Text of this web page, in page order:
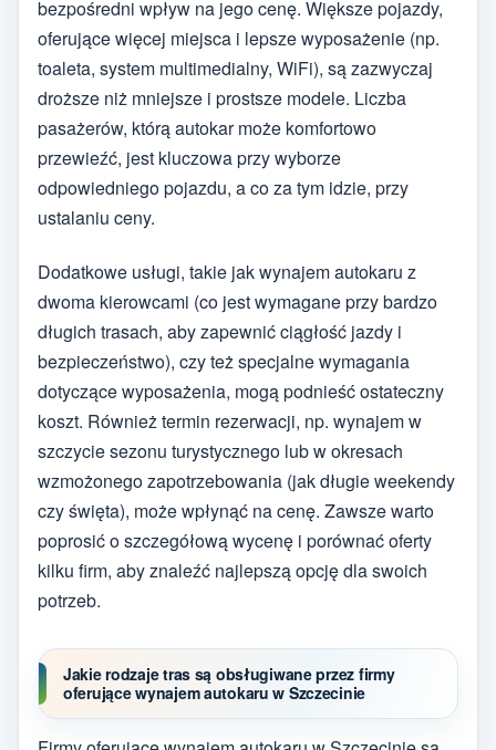
bezpośredni wpływ na jego cenę. Większe pojazdy,
oferujące więcej miejsca i lepsze wyposażenie (np.
toaleta, system multimedialny, WiFi), są zazwyczaj
droższe niż mniejsze i prostsze modele. Liczba
pasażerów, którą autokar może komfortowo
przewieźć, jest kluczowa przy wyborze
odpowiedniego pojazdu, a co za tym idzie, przy
ustalaniu ceny.
Dodatkowe usługi, takie jak wynajem autokaru z
dwoma kierowcami (co jest wymagane przy bardzo
długich trasach, aby zapewnić ciągłość jazdy i
bezpieczeństwo), czy też specjalne wymagania
dotyczące wyposażenia, mogą podnieść ostateczny
koszt. Również termin rezerwacji, np. wynajem w
szczycie sezonu turystycznego lub w okresach
wzmożonego zapotrzebowania (jak długie weekendy
czy święta), może wpłynąć na cenę. Zawsze warto
poprosić o szczegółową wycenę i porównać oferty
kilku firm, aby znaleźć najlepszą opcję dla swoich
potrzeb.
Jakie rodzaje tras są obsługiwane przez firmy
oferujące wynajem autokaru w Szczecinie